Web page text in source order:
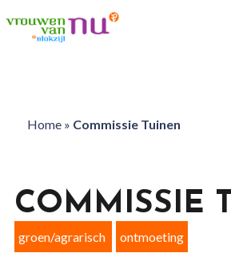
Home» Commissie Tuinen
COMMISSIE
groen/agrarisch ontmoeting